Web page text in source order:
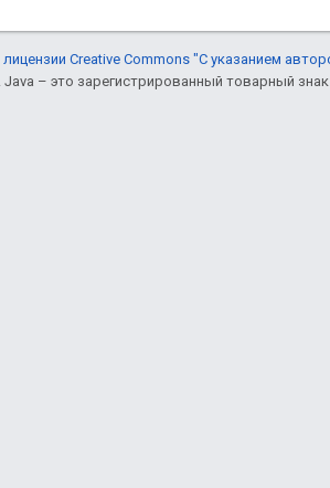
лицензии Creative Commons "С указанием
. Java – это зарегистрированный товарный